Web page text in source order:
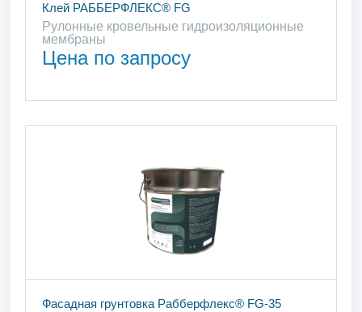
Клей РАББЕРФЛЕКС® FG
Рулонные кровельные гидроизоляционные
мембраны
Цена по запросу
Фасадная грунтовка Рабберфлекс® FG-35